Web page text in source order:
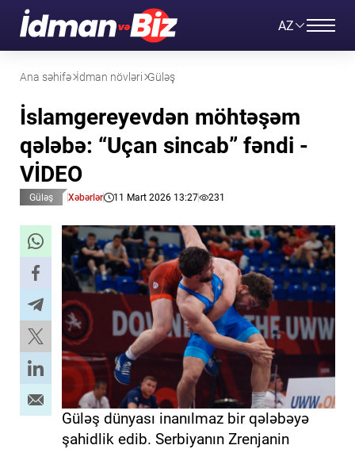
AZ
Ana səhifə İdman növləri Güləş
İslamgereyevdən möhtəşəm
qələbə: “Uçan sincab” fəndi -
VİDEO
Güləş Xəbərlər 11 Mart 2026 13:27 231
Güləş dünyası inanılmaz bir qələbəyə
şahidlik edib. Serbiyanın Zrenjanin